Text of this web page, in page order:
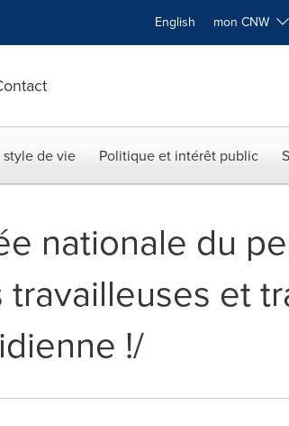
English mon CNW
de vie Politique et intérêt public
nationale du
et
!/